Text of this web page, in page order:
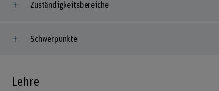
Zuständigkeitsbereiche
Schwerpunkte
Lehre